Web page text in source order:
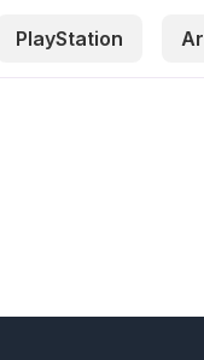
PlayStation